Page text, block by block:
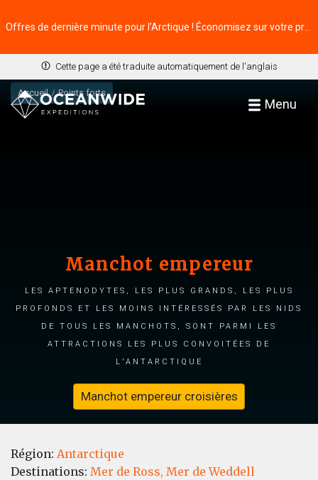
Cette page a été traduite automatiquement de l'anglais
Menu
Accueil Points forts
Manchot empereur
Les Aptenodytes, les plus grands, les plus
profonds et les moins intéressés par les nids
de tous les manchots, sont parmi les
attractions les plus convoitées de
l'Antarctique
Manchot empereur croisières
Région: Antarctique
Destinations: Mer de Ross, Mer de Weddell